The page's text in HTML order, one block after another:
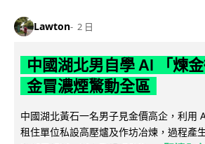
Lawton 2 日
中國湖北男自學 AI 「煉
金冒濃煙驚動全區
中國湖北黃石一名男子見金價高企，利用
租住單位私設高壓爐及作坊冶煉，過程產